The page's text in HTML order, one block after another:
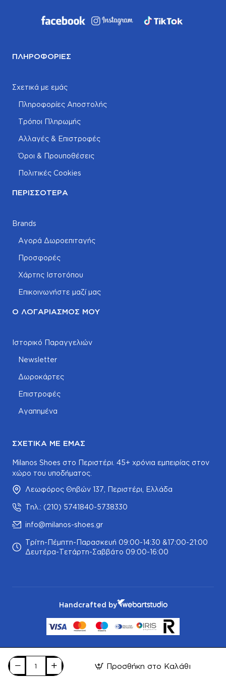
Προσθήκη στο Καλάθι
ΠΛΗΡΟΦΟΡΊΕΣ
Σχετικά με εμάς
Πληροφορίες Αποστολής
Τρόποι Πληρωμής
Αλλαγές & Επιστροφές
Όροι & Προυποθέσεις
Πολιτικές Cookies
ΠΕΡΙΣΣΌΤΕΡΑ
Brands
Αγορά Δωροεπιταγής
Προσφορές
Χάρτης Ιστοτόπου
Επικοινωνήστε μαζί μας
Ο ΛΟΓΑΡΙΑΣΜΌΣ ΜΟΥ
Ιστορικό Παραγγελιών
Newsletter
Δωροκάρτες
Επιστροφές
Αγαπημένα
ΣΧΕΤΙΚΆ ΜΕ ΕΜΆΣ
Milanos Shoes στο Περιστέρι. 45+ χρόνια εμπειρίας στον
χώρο του υποδήματος.
Λεωφόρος Θηβών 137, Περιστέρι, Ελλάδα
Τηλ.: (210) 5741840-5738330
info@milanos-shoes.gr
Τρίτη-Πέμπτη-Παρασκευή 09:00-14:30 &17:00-21:00
Δευτέρα-Τετάρτη-Σαββάτο 09:00-16:00
Handcrafted by